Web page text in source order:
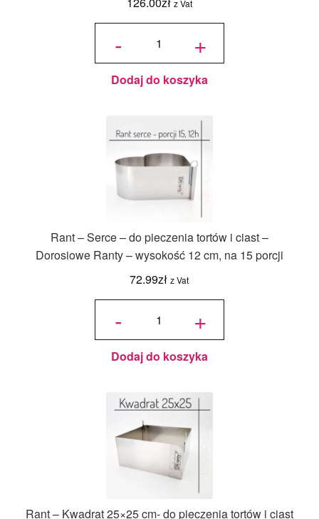
z Vat
-
ilość Alfabet
Stemplowania
Wersja
Premium -
Miniowe Love +
Dodaj do koszyka
Rant – Serce – do pieczenia tortów i ciast –
Dorosiowe Ranty – wysokość 12 cm, na 15 porcji
72.99zł z Vat
-
ilość Rant
pieczenia
tortów i
Dorosiowe
Ranty -
12 cm, na
15 porcji
+
Dodaj do koszyka
Rant – Kwadrat 25×25 cm- do pieczenia tortów i ciast